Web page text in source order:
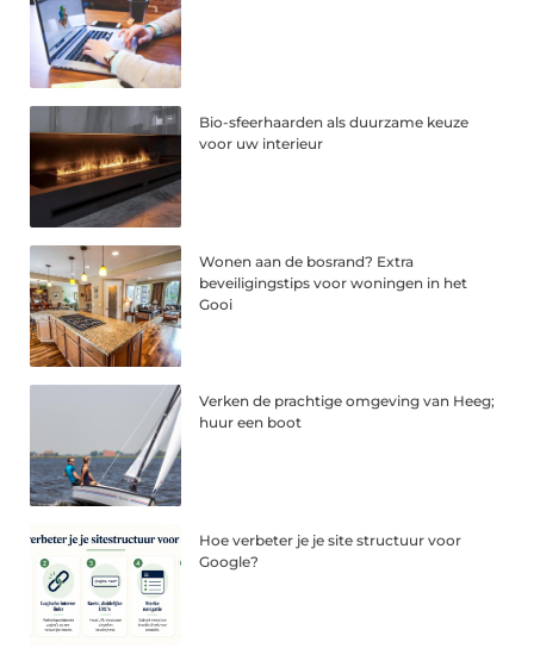
Bio-sfeerhaarden als duurzame keuze
voor uw interieur
Wonen aan de bosrand? Extra
beveiligingstips voor woningen in het
Gooi
Verken de prachtige omgeving van Heeg;
huur een boot
Hoe verbeter je je site structuur voor
Google?